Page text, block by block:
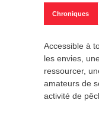
Chroniques
Accessible à
les envies,
ressourcer,
amateurs de
activité de